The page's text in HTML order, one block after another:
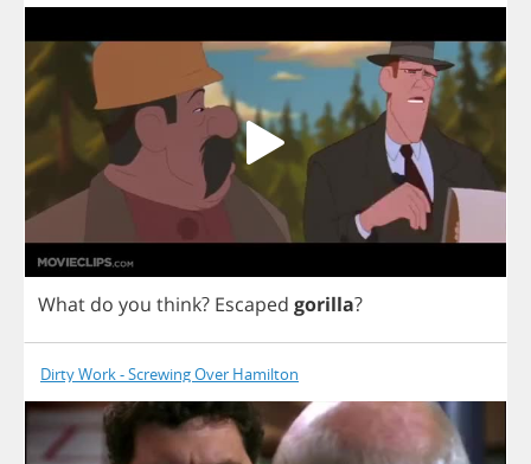
What do you think? Escaped gorilla?
Dirty Work - Screwing Over Hamilton